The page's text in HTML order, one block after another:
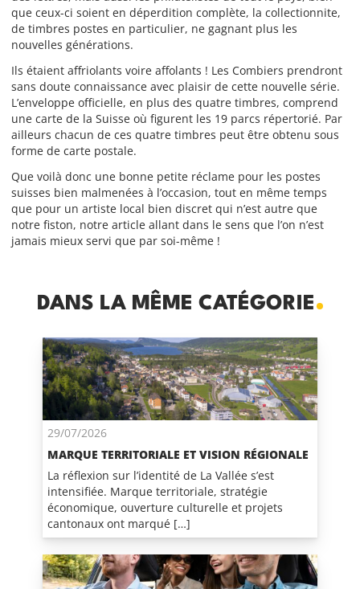
que ceux-ci soient en déperdition complète, la collectionnite,
de timbres postes en particulier, ne gagnant plus les
nouvelles générations.
Ils étaient affriolants voire affolants ! Les Combiers prendront
sans doute connaissance avec plaisir de cette nouvelle série.
L’enveloppe officielle, en plus des quatre timbres, comprend
une carte de la Suisse où figurent les 19 parcs répertorié. Par
ailleurs chacun de ces quatre timbres peut être obtenu sous
forme de carte postale.
Que voilà donc une bonne petite réclame pour les postes
suisses bien malmenées à l’occasion, tout en même temps
que pour un artiste local bien discret qui n’est autre que
notre fiston, notre article allant dans le sens que l’on n’est
jamais mieux servi que par soi-même !
DANS LA MÊME CATÉGORIE
29/07/2026
MARQUE TERRITORIALE ET VISION RÉGIONALE
La réflexion sur l’identité de La Vallée s’est
intensifiée. Marque territoriale, stratégie
économique, ouverture culturelle et projets
cantonaux ont marqué […]